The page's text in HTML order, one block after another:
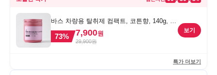
바스 차량용 탈취제 컴팩트, 코튼향, 140g, 1
개
73% 7,900원
29,900원
보기
특가 더보기